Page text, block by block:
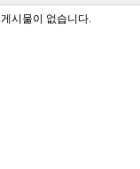
게시물이 없습니다.